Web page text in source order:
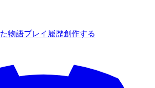
物語プレイ履歴創作する